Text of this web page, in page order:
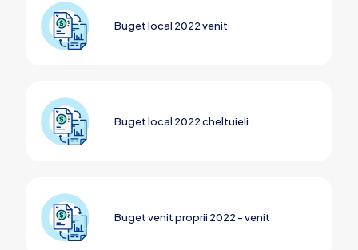
Buget local 2022 venit
Buget local 2022 cheltuieli
Buget venit proprii 2022 - venit